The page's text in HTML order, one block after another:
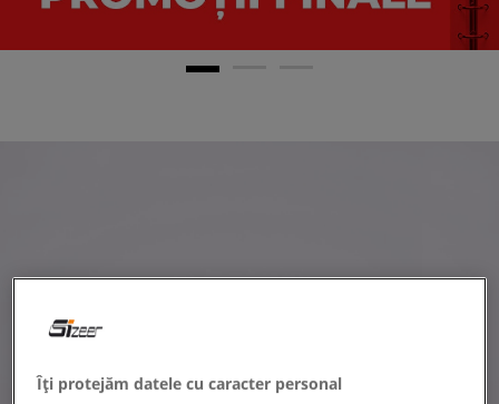
Îți protejăm datele cu caracter personal